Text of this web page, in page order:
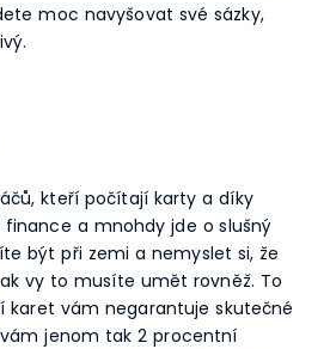
moc navyšovat své sázky,
kteří počítají karty a díky
a mnohdy jde o slušný
být při zemi a nemyslet si, že
vy to musíte umět rovněž. To
karet vám negarantuje skutečné
vám jenom tak 2 procentní